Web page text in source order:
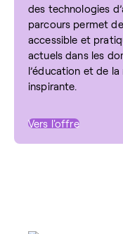
des technologies
parcours permet
accessible et
actuels dans les
l’éducation et de
inspirante.
Vers l'offre